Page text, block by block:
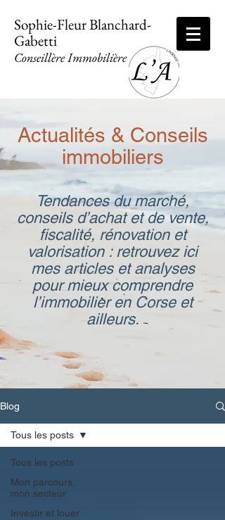
Sophie-Fleur Blanchard-
Gabetti
Conseillère Immobilière
Actualités & Conseils
immobiliers
Tendances du marché,
conseils d’achat et de vente,
fiscalité, rénovation et
valorisation : retrouvez ici
mes articles et analyses
pour mieux comprendre
l’immobilier en Corse et
ailleurs.
Blog
Tous les posts
Mon parcours,
mon secteur
Investir et louer
Tous les posts